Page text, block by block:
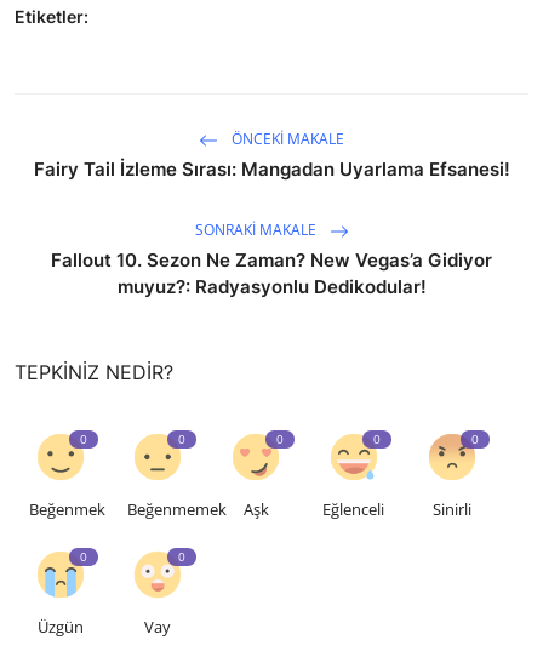
Etiketler:
ÖNCEKI MAKALE
Fairy Tail İzleme Sırası: Mangadan Uyarlama Efsanesi!
SONRAKI MAKALE
Fallout 10. Sezon Ne Zaman? New Vegas’a Gidiyor
muyuz?: Radyasyonlu Dedikodular!
TEPKINIZ NEDIR?
0
Beğenmek
0
Beğenmemek
0
Aşk
0
Eğlenceli
0
Sinirli
0
Üzgün
0
Vay